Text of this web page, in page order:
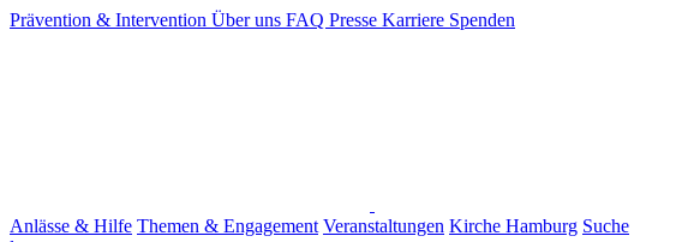
Prävention & Intervention Über uns FAQ Presse Karriere Spenden
Anlässe & Hilfe Themen & Engagement Veranstaltungen Kirche Hamburg Suche